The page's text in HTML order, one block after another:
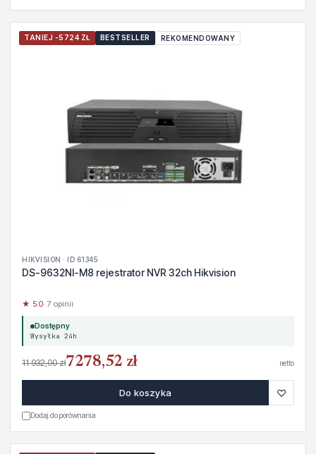
TANIEJ -5724 ZŁ BESTSELLER REKOMENDOWANY
HIKVISION · ID 61345
DS-9632NI-M8 rejestrator NVR 32ch Hikvision
★ 5.0· 7 opinii
Dostępny
Wysyłka 24h
11 932,00 zł7278,52 zł netto
Do koszyka ♡
Dodaj do porównania